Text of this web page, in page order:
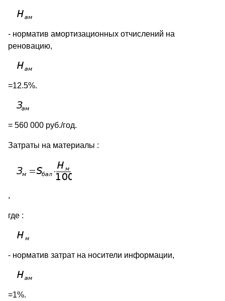
- норматив амортизационных отчислений на
реновацию,
=12.5%.
= 560 000 руб./год.
Затраты на материалы :
,
где :
- норматив затрат на носители информации,
=1%.